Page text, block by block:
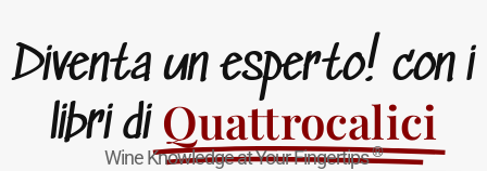
Diventa un esperto! con i
libri di Quattrocalici
Wine Knowledge at Your Fingertips®